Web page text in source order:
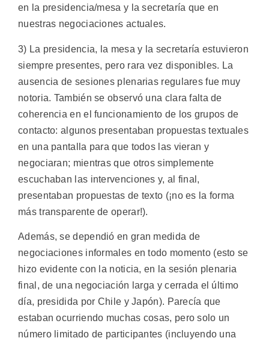
en la presidencia/mesa y la secretaría que en
nuestras negociaciones actuales.
3) La presidencia, la mesa y la secretaría estuvieron
siempre presentes, pero rara vez disponibles. La
ausencia de sesiones plenarias regulares fue muy
notoria. También se observó una clara falta de
coherencia en el funcionamiento de los grupos de
contacto: algunos presentaban propuestas textuales
en una pantalla para que todos las vieran y
negociaran; mientras que otros simplemente
escuchaban las intervenciones y, al final,
presentaban propuestas de texto (¡no es la forma
más transparente de operar!).
Además, se dependió en gran medida de
negociaciones informales en todo momento (esto se
hizo evidente con la noticia, en la sesión plenaria
final, de una negociación larga y cerrada el último
día, presidida por Chile y Japón). Parecía que
estaban ocurriendo muchas cosas, pero solo un
número limitado de participantes (incluyendo una